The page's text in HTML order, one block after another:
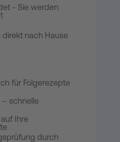
- Sie werden
nach Hause
für Folgerezepte
– schnelle
Ihre
durch